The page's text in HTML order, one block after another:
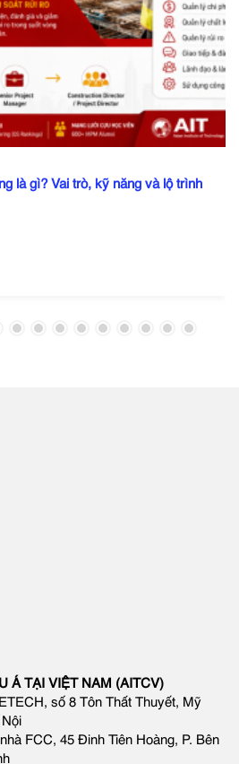
là gì? Vai trò, kỹ năng và lộ trình
Á TẠI VIỆT NAM (AITCV)
số 8 Tôn Thất Thuyết, Mỹ
FCC, 45 Đinh Tiên Hoàng, P. Bên